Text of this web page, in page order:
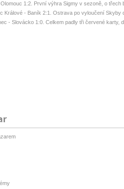
1:2. První výhra Sigmy v sezoně, o třech
Králové - Baník 2:1. Ostrava po vyloučení Skyby
- Slovácko 1:0. Celkem padly tři červené karty,